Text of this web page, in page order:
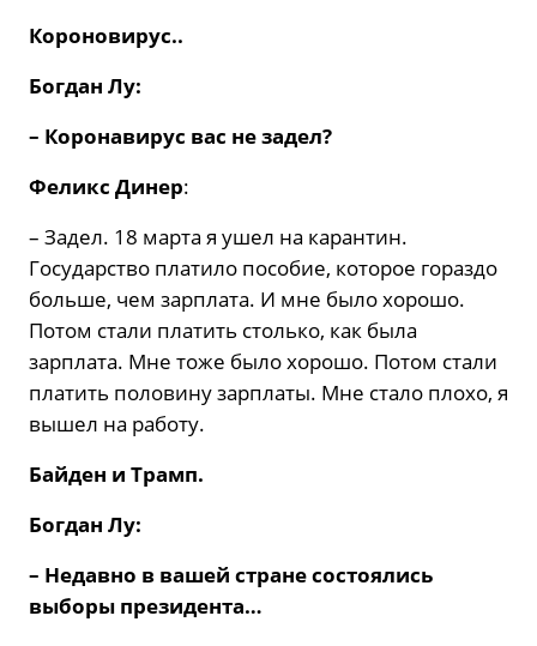
Короновирус..
Богдан Лу:
– Коронавирус вас не задел?
Феликс Динер:
– Задел. 18 марта я ушел на карантин.
Государство платило пособие, которое гораздо
больше, чем зарплата. И мне было хорошо.
Потом стали платить столько, как была
зарплата. Мне тоже было хорошо. Потом стали
платить половину зарплаты. Мне стало плохо, я
вышел на работу.
Байден и Трамп.
Богдан Лу:
– Недавно в вашей стране состоялись
выборы президента…